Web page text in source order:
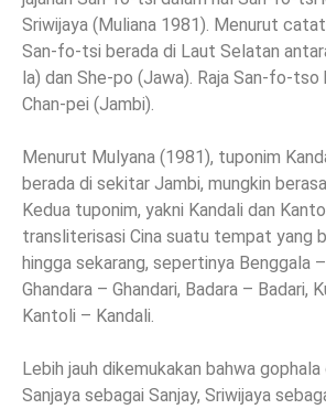
Sriwijaya (Muliana 1981). Menurut
San-fo-tsi berada di Laut Selatan
la) dan She-po (Jawa). Raja San-fo-tso
Chan-pei (Jambi).
Menurut Mulyana (1981), tuponim
berada di sekitar Jambi, mungkin
Kedua tuponim, yakni Kandali dan
transliterisasi Cina suatu tempat yang
hingga sekarang, sepertinya Benggala
Ghandara – Ghandari, Badara – Badari,
Kantoli – Kandali.
Lebih jauh dikemukakan bahwa
Sanjaya sebagai Sanjay, Sriwijaya